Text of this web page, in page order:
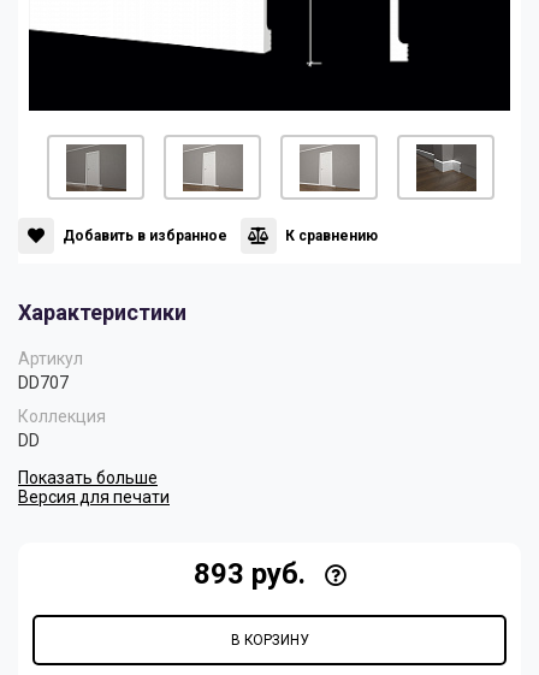
Плинтусы
Султан
Добавить в избранное К сравнению
Характеристики
Артикул
DD707
Коллекция
DD
Показать больше
Версия для печати
893 руб.
В КОРЗИНУ